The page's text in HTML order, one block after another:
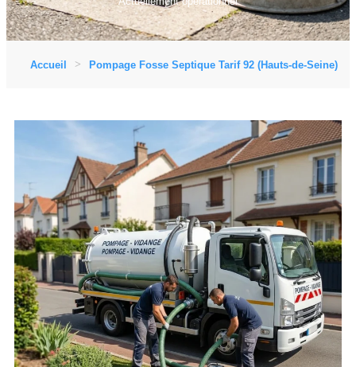
Accueil Pompage Fosse Septique Tarif 92 (Hauts-de-Seine)